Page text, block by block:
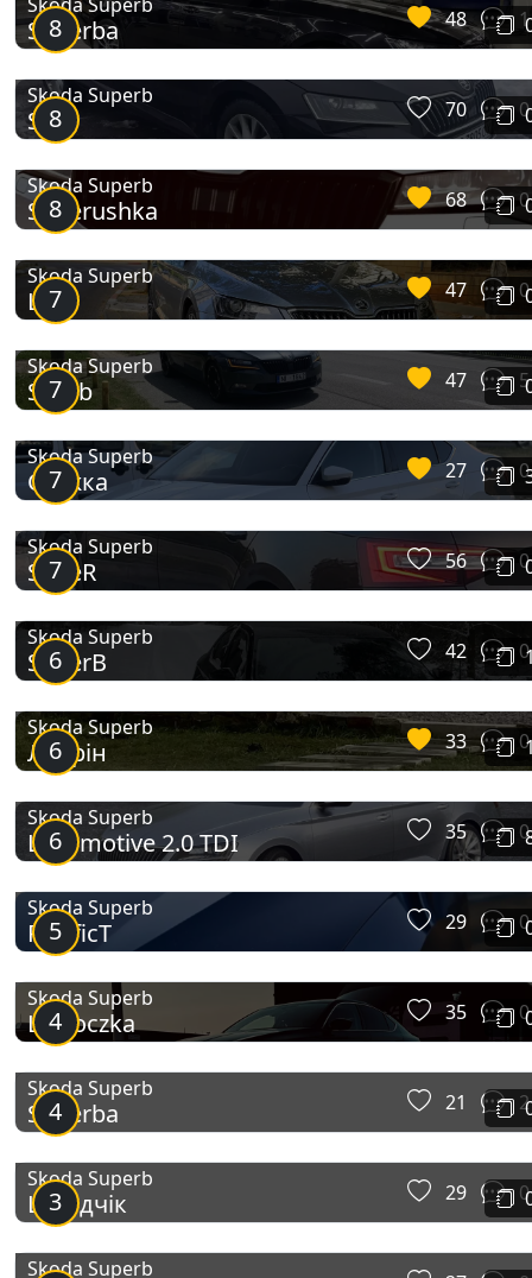
8
Superba 48 1
8
Skoda Superb
Sim 70 0
8
Skoda Superb
Superushka 68 0
7
Skoda Superb
L&K 47 0
7
Skoda Superb
Suprb 47 5
7
Skoda Superb
Сніжка 27 0
7
Skoda Superb
SupeR 56 0
6
Skoda Superb
SuperB 42 0
6
Skoda Superb
Лаврін 33 0
6
Skoda Superb
Locomotive 2.0 TDI 35 0
5
Skoda Superb
PacificT 29 0
4
Skoda Superb
Lastoczka 35 0
4
Skoda Superb
Superba 21 2
3
Skoda Superb
Шкодчік 29 0
Skoda Superb